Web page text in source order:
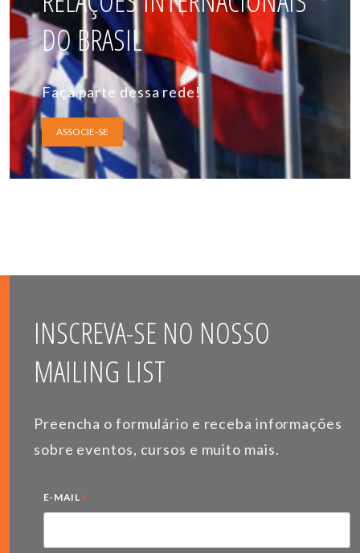
DO BRASIL
Faça parte dessa rede!
ASSOCIE-SE
INSCREVA-SE NO NOSSO
MAILING LIST
Preencha o formulário e receba informações
sobre eventos, cursos e muito mais.
E-MAIL *